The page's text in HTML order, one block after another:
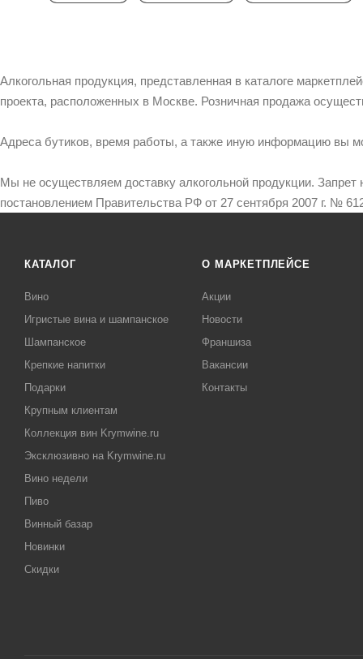
Алкогольная продукция, представленная в каталоге
проекта, расположенных в Москве. Розничная продажа
Адреса бутиков, время работы, а также иную информацию вы
Мы не осуществляем доставку алкогольной продукции.
постановлением Правительства РФ от 27 сентября 2007 г. №
КАТАЛОГ
Вино
Игристые вина и шампанское
Шампанское
Крепкие напитки
Подарки
Крупным клиентам
Коллекция вин Krymwine.ru
Эксклюзивно на Krymwine.ru
Вино недели
Пиво
Винный базар
Новинки
Скидки
О МАРКЕТПЛЕЙСЕ
Акции
Новости
Франшиза
Вакансии
Контакты